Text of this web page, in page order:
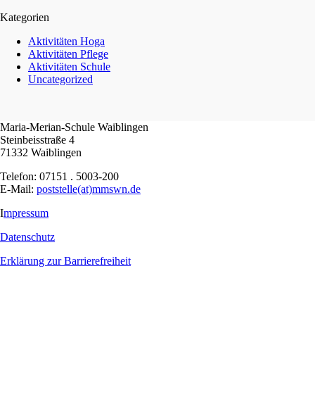
Kategorien
Aktivitäten Hoga
Aktivitäten Pflege
Aktivitäten Schule
Uncategorized
Maria-Merian-Schule Waiblingen
Steinbeisstraße 4
71332 Waiblingen
Telefon: 07151 . 5003-200
E-Mail: poststelle(at)mmswn.de
Impressum
Datenschutz
Erklärung zur Barrierefreiheit